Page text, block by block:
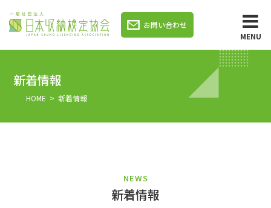
お問い合わせ
MENU
新着情報
HOME > 新着情報
NEWS
新着情報